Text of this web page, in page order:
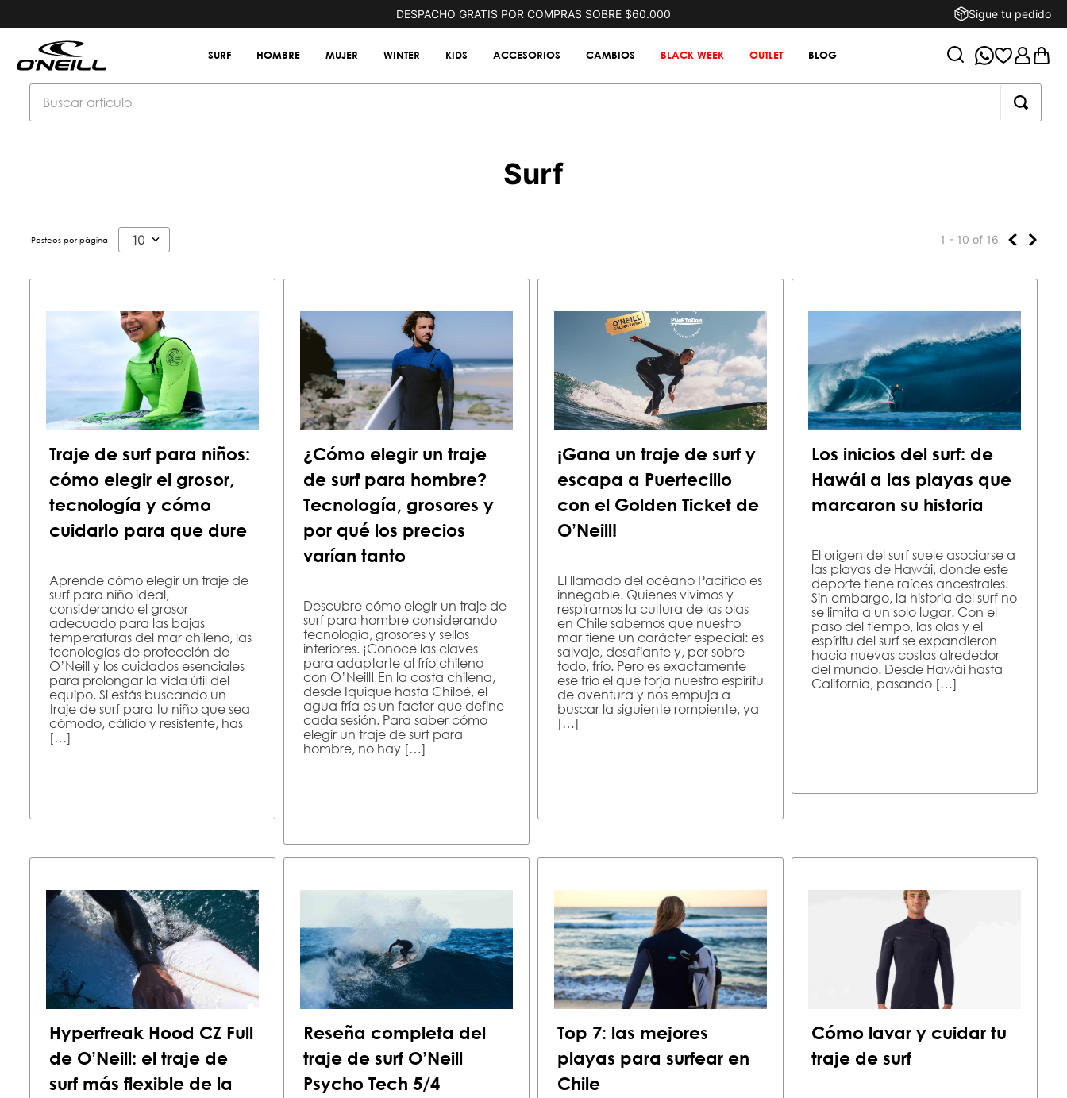
DESPACHO GRATIS POR COMPRAS SOBRE $60.000 Sigue tu pedido
SURF HOMBRE MUJER WINTER KIDS ACCESORIOS CAMBIOS BLACK WEEK OUTLET BLOG
Surf
10 1 - 10of 16
Traje de surf para niños:
cómo elegir el grosor,
tecnología y cómo
cuidarlo para que dure
Aprende cómo elegir un traje de
surf para niño ideal,
considerando el grosor
adecuado para las bajas
temperaturas del mar chileno, las
tecnologías de protección de
O’Neill y los cuidados esenciales
para prolongar la vida útil del
equipo. Si estás buscando un
traje de surf para tu niño que sea
cómodo, cálido y resistente, has
[…]
¿Cómo elegir un traje
de surf para hombre?
Tecnología, grosores y
por qué los precios
varían tanto
Descubre cómo elegir un traje de
surf para hombre considerando
tecnología, grosores y sellos
interiores. ¡Conoce las claves
para adaptarte al frío chileno
con O’Neill! En la costa chilena,
desde Iquique hasta Chiloé, el
agua fría es un factor que define
cada sesión. Para saber cómo
elegir un traje de surf para
hombre, no hay […]
¡Gana un traje de surf y
escapa a Puertecillo
con el Golden Ticket de
O’Neill!
El llamado del océano Pacífico es
innegable. Quienes vivimos y
respiramos la cultura de las olas
en Chile sabemos que nuestro
mar tiene un carácter especial: es
salvaje, desafiante y, por sobre
todo, frío. Pero es exactamente
ese frío el que forja nuestro espíritu
de aventura y nos empuja a
buscar la siguiente rompiente, ya
[…]
Los inicios del surf: de
Hawái a las playas que
marcaron su historia
El origen del surf suele asociarse a
las playas de Hawái, donde este
deporte tiene raíces ancestrales.
Sin embargo, la historia del surf no
se limita a un solo lugar. Con el
paso del tiempo, las olas y el
espíritu del surf se expandieron
hacia nuevas costas alrededor
del mundo. Desde Hawái hasta
California, pasando […]
Hyperfreak Hood CZ Full
de O’Neill: el traje de
surf más flexible de la
Reseña completa del
traje de surf O’Neill
Psycho Tech 5/4
Top 7: las mejores
playas para surfear en
Chile
Cómo lavar y cuidar tu
traje de surf